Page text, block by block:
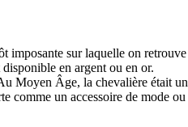
imposante sur laquelle on retrouve
en argent ou en or.
Moyen Âge, la chevalière était un
comme un accessoire de mode ou